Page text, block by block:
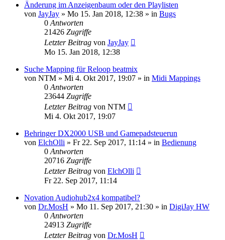
Änderung im Anzeigenbaum oder den Playlisten
von JayJay » Mo 15. Jan 2018, 12:38 » in Bugs
0 Antworten
21426 Zugriffe
Letzter Beitrag von JayJay
Mo 15. Jan 2018, 12:38
Suche Mapping für Reloop beatmix
von NTM » Mi 4. Okt 2017, 19:07 » in Midi Mappings
0 Antworten
23644 Zugriffe
Letzter Beitrag von NTM
Mi 4. Okt 2017, 19:07
Behringer DX2000 USB und Gamepadsteuerun
von ElchOlli » Fr 22. Sep 2017, 11:14 » in Bedienung
0 Antworten
20716 Zugriffe
Letzter Beitrag von ElchOlli
Fr 22. Sep 2017, 11:14
Novation Audiohub2x4 kompatibel?
von Dr.MosH » Mo 11. Sep 2017, 21:30 » in DigiJay HW
0 Antworten
24913 Zugriffe
Letzter Beitrag von Dr.MosH